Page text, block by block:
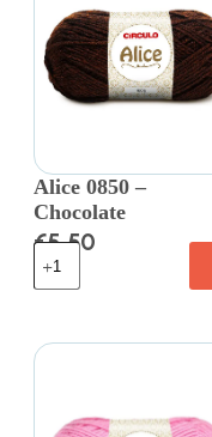
Alice 0850 –
Chocolate
€5.50